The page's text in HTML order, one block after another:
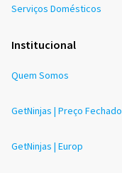
Serviços Domésticos
Institucional
Quem Somos
GetNinjas | Preço Fechado
GetNinjas | Europ